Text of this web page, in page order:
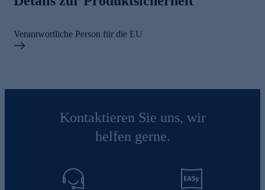
Verantwortliche Person für die EU
Kontaktieren Sie uns, wir
helfen gerne.